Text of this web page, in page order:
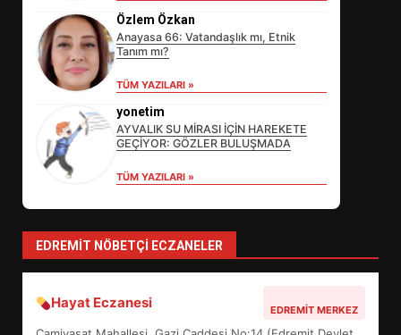
Özlem Özkan
Anayasa 66: Vatandaşlık mı, Etnik
Tanım mı?
TÜM YAZILARI »
yonetim
AYVALIK SU MİRASI İÇİN HAREKETE
GEÇİYOR: GÖZLER BULUŞMADA
TÜM YAZILARI »
EDREMIT NÖBETÇI ECZANELER
Hayat Eczanesi EDREMIT MERKEZ
SÜRDÜRÜLEBİLİRLİKTE NE
DEĞİŞECEK?
4
BALIKESİR MÜZELERİNDE SÜRE
UZATILDI: NE DEĞİŞTİ?